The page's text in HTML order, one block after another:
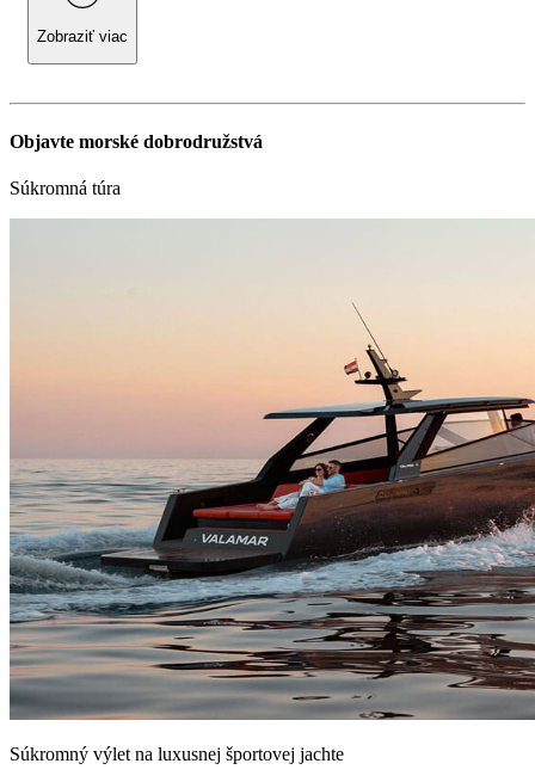
Zobraziť viac
Objavte morské dobrodružstvá
Súkromná túra
Súkromný výlet na luxusnej športovej jachte